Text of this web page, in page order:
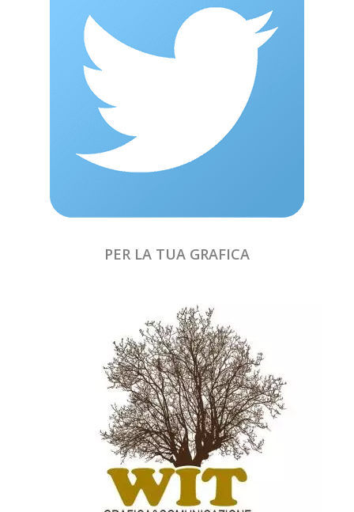
PER LA TUA GRAFICA